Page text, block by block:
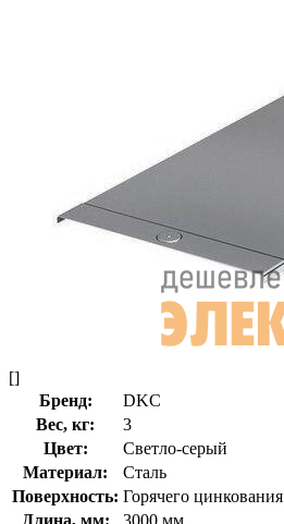
[]
Бренд:
DKC
Вес, кг:
3
Цвет:
Светло-серый
Материал:
Сталь
Поверхность: Горячего цинкования
Длина, мм:
3000 мм